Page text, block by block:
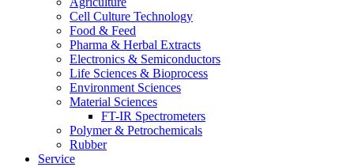
Cell Culture Technology
Food & Feed
Pharma & Herbal Extracts
Electronics & Semiconductors
Life Sciences & Bioprocess
Environment Sciences
Material Sciences
FT-IR Spectrometers
Polymer & Petrochemicals
Rubber
Service